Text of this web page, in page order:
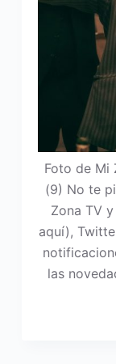
Foto de Mi
(9) No te
Zona TV
aquí),
las